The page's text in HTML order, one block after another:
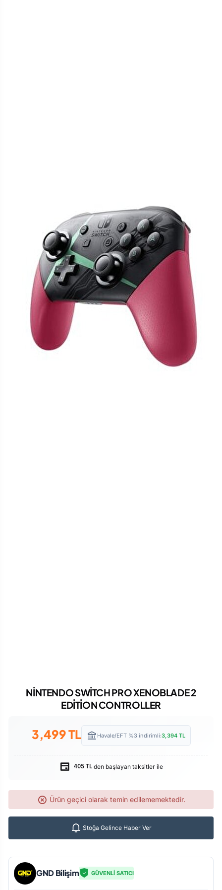
NİNTENDO SWİTCH PRO XENOBLADE 2
EDİTİON CONTROLLER
3,499TL Havale/EFT %3 indirimli:3,394TL
405 TLden başlayan taksitler ile
Ürün geçici olarak temin edilememektedir.
Stoğa Gelince Haber Ver
GND Bilişim GÜVENLİ SATICI